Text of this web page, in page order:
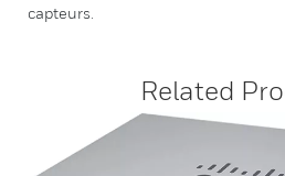
capteurs.
Related